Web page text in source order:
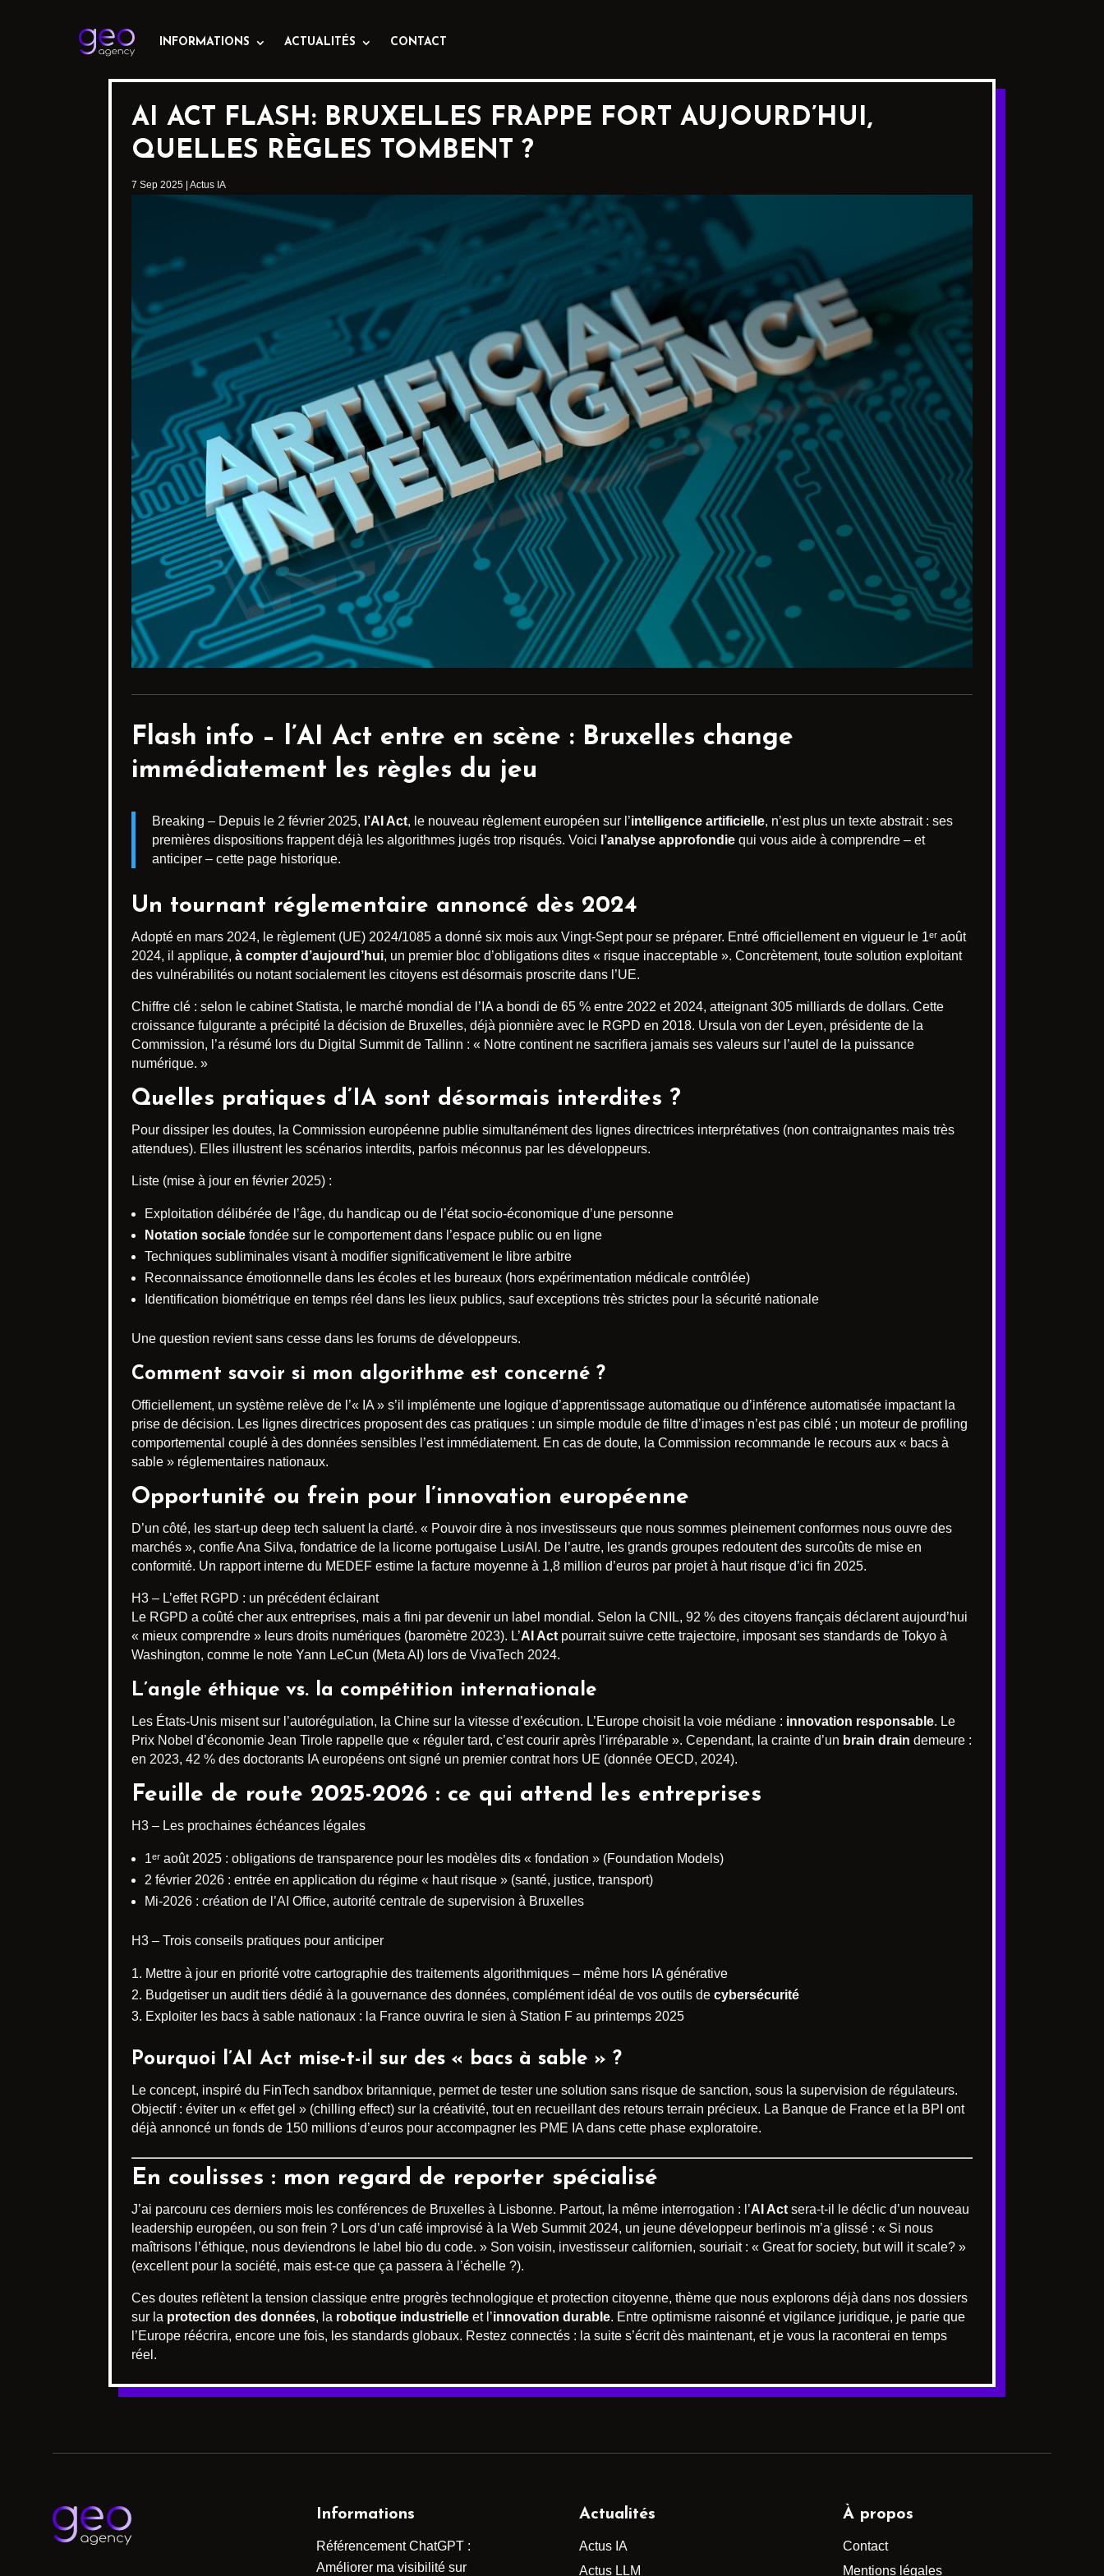
INFORMATIONS ACTUALITÉS CONTACT
AI ACT FLASH: BRUXELLES FRAPPE FORT AUJOURD’HUI,
QUELLES RÈGLES TOMBENT ?
7 Sep 2025 Actus IA
Flash info – l’AI Act entre en scène : Bruxelles change
immédiatement les règles du jeu
Breaking – Depuis le 2 février 2025, l’AI Act, le nouveau règlement européen sur l’intelligence artificielle, n’est plus un texte abstrait : ses
premières dispositions frappent déjà les algorithmes jugés trop risqués. Voici l’analyse approfondie qui vous aide à comprendre – et
anticiper – cette page historique.
Un tournant réglementaire annoncé dès 2024
Adopté en mars 2024, le règlement (UE) 2024/1085 a donné six mois aux Vingt-Sept pour se préparer. Entré officiellement en vigueur le 1ᵉʳ août
2024, il applique, à compter d’aujourd’hui, un premier bloc d’obligations dites « risque inacceptable ». Concrètement, toute solution exploitant
des vulnérabilités ou notant socialement les citoyens est désormais proscrite dans l’UE.
Chiffre clé : selon le cabinet Statista, le marché mondial de l’IA a bondi de 65 % entre 2022 et 2024, atteignant 305 milliards de dollars. Cette
croissance fulgurante a précipité la décision de Bruxelles, déjà pionnière avec le RGPD en 2018. Ursula von der Leyen, présidente de la
Commission, l’a résumé lors du Digital Summit de Tallinn : « Notre continent ne sacrifiera jamais ses valeurs sur l’autel de la puissance
numérique. »
Quelles pratiques d’IA sont désormais interdites ?
Pour dissiper les doutes, la Commission européenne publie simultanément des lignes directrices interprétatives (non contraignantes mais très
attendues). Elles illustrent les scénarios interdits, parfois méconnus par les développeurs.
Liste (mise à jour en février 2025) :
Exploitation délibérée de l’âge, du handicap ou de l’état socio-économique d’une personne
Notation sociale fondée sur le comportement dans l’espace public ou en ligne
Techniques subliminales visant à modifier significativement le libre arbitre
Reconnaissance émotionnelle dans les écoles et les bureaux (hors expérimentation médicale contrôlée)
Identification biométrique en temps réel dans les lieux publics, sauf exceptions très strictes pour la sécurité nationale
Une question revient sans cesse dans les forums de développeurs.
Comment savoir si mon algorithme est concerné ?
Officiellement, un système relève de l’« IA » s’il implémente une logique d’apprentissage automatique ou d’inférence automatisée impactant la
prise de décision. Les lignes directrices proposent des cas pratiques : un simple module de filtre d’images n’est pas ciblé ; un moteur de profiling
comportemental couplé à des données sensibles l’est immédiatement. En cas de doute, la Commission recommande le recours aux « bacs à
sable » réglementaires nationaux.
Opportunité ou frein pour l’innovation européenne
D’un côté, les start-up deep tech saluent la clarté. « Pouvoir dire à nos investisseurs que nous sommes pleinement conformes nous ouvre des
marchés », confie Ana Silva, fondatrice de la licorne portugaise LusiAI. De l’autre, les grands groupes redoutent des surcoûts de mise en
conformité. Un rapport interne du MEDEF estime la facture moyenne à 1,8 million d’euros par projet à haut risque d’ici fin 2025.
H3 – L’effet RGPD : un précédent éclairant
Le RGPD a coûté cher aux entreprises, mais a fini par devenir un label mondial. Selon la CNIL, 92 % des citoyens français déclarent aujourd’hui
« mieux comprendre » leurs droits numériques (baromètre 2023). L’AI Act pourrait suivre cette trajectoire, imposant ses standards de Tokyo à
Washington, comme le note Yann LeCun (Meta AI) lors de VivaTech 2024.
L’angle éthique vs. la compétition internationale
Les États-Unis misent sur l’autorégulation, la Chine sur la vitesse d’exécution. L’Europe choisit la voie médiane : innovation responsable. Le
Prix Nobel d’économie Jean Tirole rappelle que « réguler tard, c’est courir après l’irréparable ». Cependant, la crainte d’un brain drain demeure :
en 2023, 42 % des doctorants IA européens ont signé un premier contrat hors UE (donnée OECD, 2024).
Feuille de route 2025-2026 : ce qui attend les entreprises
H3 – Les prochaines échéances légales
1ᵉʳ août 2025 : obligations de transparence pour les modèles dits « fondation » (Foundation Models)
2 février 2026 : entrée en application du régime « haut risque » (santé, justice, transport)
Mi-2026 : création de l’AI Office, autorité centrale de supervision à Bruxelles
H3 – Trois conseils pratiques pour anticiper
Mettre à jour en priorité votre cartographie des traitements algorithmiques – même hors IA générative
Budgetiser un audit tiers dédié à la gouvernance des données, complément idéal de vos outils de cybersécurité
Exploiter les bacs à sable nationaux : la France ouvrira le sien à Station F au printemps 2025
Pourquoi l’AI Act mise-t-il sur des « bacs à sable » ?
Le concept, inspiré du FinTech sandbox britannique, permet de tester une solution sans risque de sanction, sous la supervision de régulateurs.
Objectif : éviter un « effet gel » (chilling effect) sur la créativité, tout en recueillant des retours terrain précieux. La Banque de France et la BPI ont
déjà annoncé un fonds de 150 millions d’euros pour accompagner les PME IA dans cette phase exploratoire.
En coulisses : mon regard de reporter spécialisé
J’ai parcouru ces derniers mois les conférences de Bruxelles à Lisbonne. Partout, la même interrogation : l’AI Act sera-t-il le déclic d’un nouveau
leadership européen, ou son frein ? Lors d’un café improvisé à la Web Summit 2024, un jeune développeur berlinois m’a glissé : « Si nous
maîtrisons l’éthique, nous deviendrons le label bio du code. » Son voisin, investisseur californien, souriait : « Great for society, but will it scale? »
(excellent pour la société, mais est-ce que ça passera à l’échelle ?).
Ces doutes reflètent la tension classique entre progrès technologique et protection citoyenne, thème que nous explorons déjà dans nos dossiers
sur la protection des données, la robotique industrielle et l’innovation durable. Entre optimisme raisonné et vigilance juridique, je parie que
l’Europe réécrira, encore une fois, les standards globaux. Restez connectés : la suite s’écrit dès maintenant, et je vous la raconterai en temps
réel.
Informations
Référencement ChatGPT :
Améliorer ma visibilité sur
Actualités
Actus IA
Actus LLM
À propos
Contact
Mentions légales